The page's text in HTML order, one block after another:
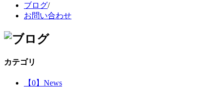
ブログ/
お問い合わせ
カテゴリ
【0】News